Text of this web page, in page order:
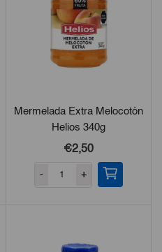
Mermelada Extra Melocotón
Helios 340g
€2,50
- +